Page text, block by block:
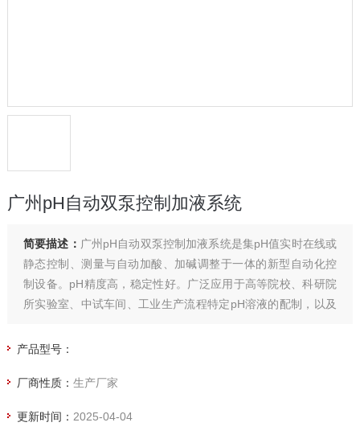
广州pH自动双泵控制加液系统
简要描述： 广州pH自动双泵控制加液系统是集pH值实时在线或
静态控制、测量与自动加酸、加碱调整于一体的新型自动化控
制设备。pH精度高，稳定性好。广泛应用于高等院校、科研院
所实验室、中试车间、工业生产流程特定pH溶液的配制，以及
产品型号：
厂商性质： 生产厂家
更新时间： 2025-04-04